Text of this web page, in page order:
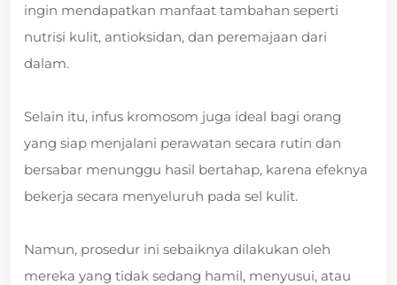
ingin mendapatkan manfaat tambahan seperti
nutrisi kulit, antioksidan, dan peremajaan dari
dalam.
Selain itu, infus kromosom juga ideal bagi orang
yang siap menjalani perawatan secara rutin dan
bersabar menunggu hasil bertahap, karena efeknya
bekerja secara menyeluruh pada sel kulit.
Namun, prosedur ini sebaiknya dilakukan oleh
mereka yang tidak sedang hamil, menyusui, atau